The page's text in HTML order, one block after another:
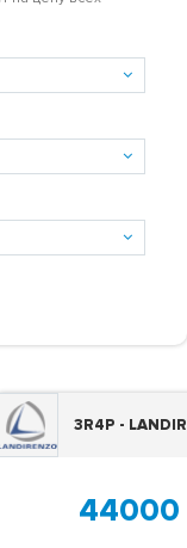
3R4P -
44000